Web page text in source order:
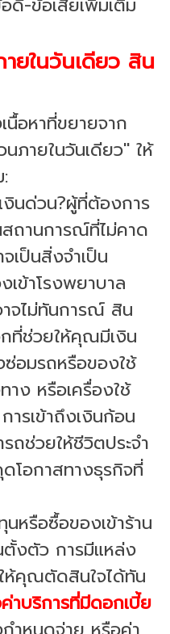
ยในวันเดียว สิน
นื้อหาที่ขยายจาก
ภายในวันเดียว" ให้
งินด่วน?ผู้ที่ต้องการ
สถานการณ์ที่ไม่คาด
เป็นสิ่งจำเป็น
เข้าโรงพยาบาล
าจไม่ทันการณ์ สิน
กที่ช่วยให้คุณมีเงิน
ซ่อมรถหรือของใช้
าง หรือเครื่องใช้
รเข้าถึงเงินก้อน
ถช่วยให้ชีวิตประจำ
ดโอกาสทางธุรกิจที่
หรือซื้อของเข้าร้าน
ตั้งตัว การมีแหล่ง
ให้คุณตัดสินใจได้ทัน
าบริการที่มีดอกเบี้ย